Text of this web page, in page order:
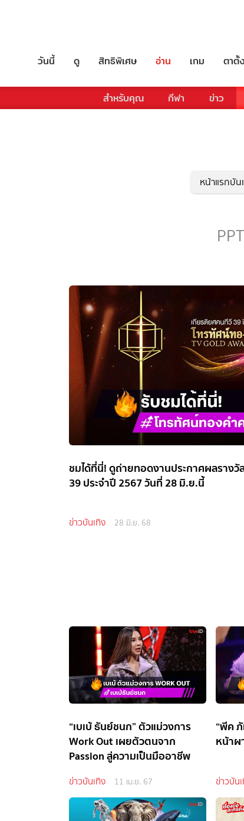
วันนี้ ดู สิทธิพิเศษ อ่าน เกม ตาตั้ง
สำหรับคุณ กีฬา ข่าว
หน้าแรกบัน
ชมได้ที่นี่! ดูถ่ายทอดงานประกาศผลราง
39 ประจำปี 2567 วันที่ 28 มิ.ย.นี้
ข่าวบันเทิง 28 มิ.ย. 68
“เบเบ้ ธันย์ชนก” ตัวแม่วงการ
Work Out เผยตัวตนจาก
Passion สู่ความเป็นมืออาชีพ
ข่าวบันเทิง 11 เม.ย. 67
“พีค
หน้า
ข่าวบัน